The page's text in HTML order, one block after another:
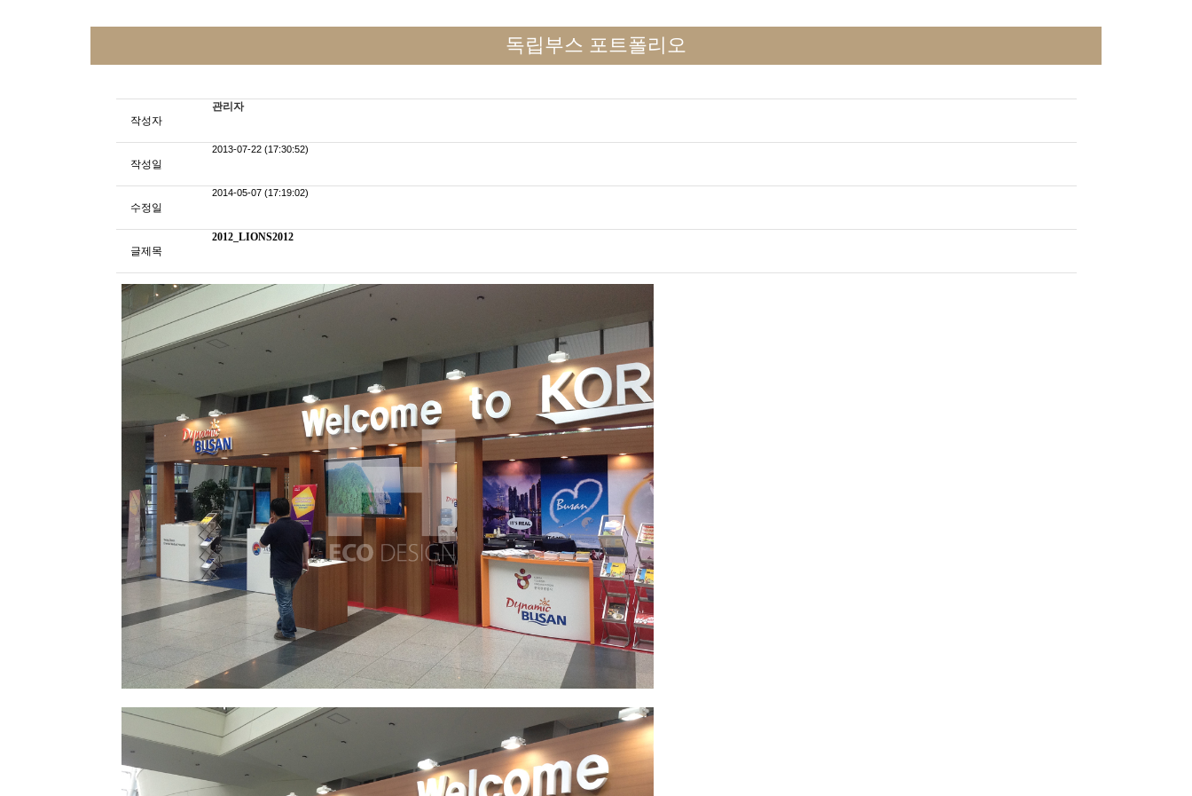
독립부스 포트폴리오
작성자
관리자
작성일
2013-07-22 (17:30:52)
수정일
2014-05-07 (17:19:02)
글제목
2012_LIONS2012